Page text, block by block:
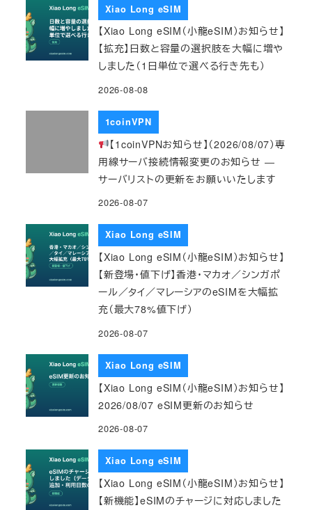
Xiao Long eSIM
【Xiao Long eSIM（小龍eSIM）お知らせ】
【拡充】日数と容量の選択肢を大幅に増や
しました（1日単位で選べる行き先も）
2026-08-08
1coinVPN
【1coinVPNお知らせ】（2026/08/07）専
用線サーバ接続情報変更のお知らせ ―
サーバリストの更新をお願いいたします
2026-08-07
Xiao Long eSIM
【Xiao Long eSIM（小龍eSIM）お知らせ】
【新登場・値下げ】香港・マカオ／シンガポ
ール／タイ／マレーシアのeSIMを大幅拡
充（最大78%値下げ）
2026-08-07
Xiao Long eSIM
【Xiao Long eSIM（小龍eSIM）お知らせ】
2026/08/07 eSIM更新のお知らせ
2026-08-07
Xiao Long eSIM
【Xiao Long eSIM（小龍eSIM）お知らせ】
【新機能】eSIMのチャージに対応しました